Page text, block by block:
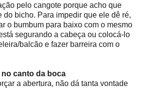
pelo cangote porque acho que
do bicho. Para impedir que ele dê ré,
o bumbum para baixo com o mesmo
segurando a cabeça ou colocá-lo
balcão e fazer barreira com o
canto da boca
a abertura, não dá tanta vontade